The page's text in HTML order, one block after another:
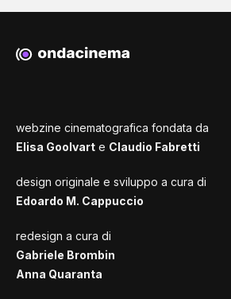
webzine cinematografica fondata da
Elisa Goolvart e Claudio Fabretti
design originale e sviluppo a cura di
Edoardo M. Cappuccio
redesign a cura di
Gabriele Brombin
Anna Quaranta